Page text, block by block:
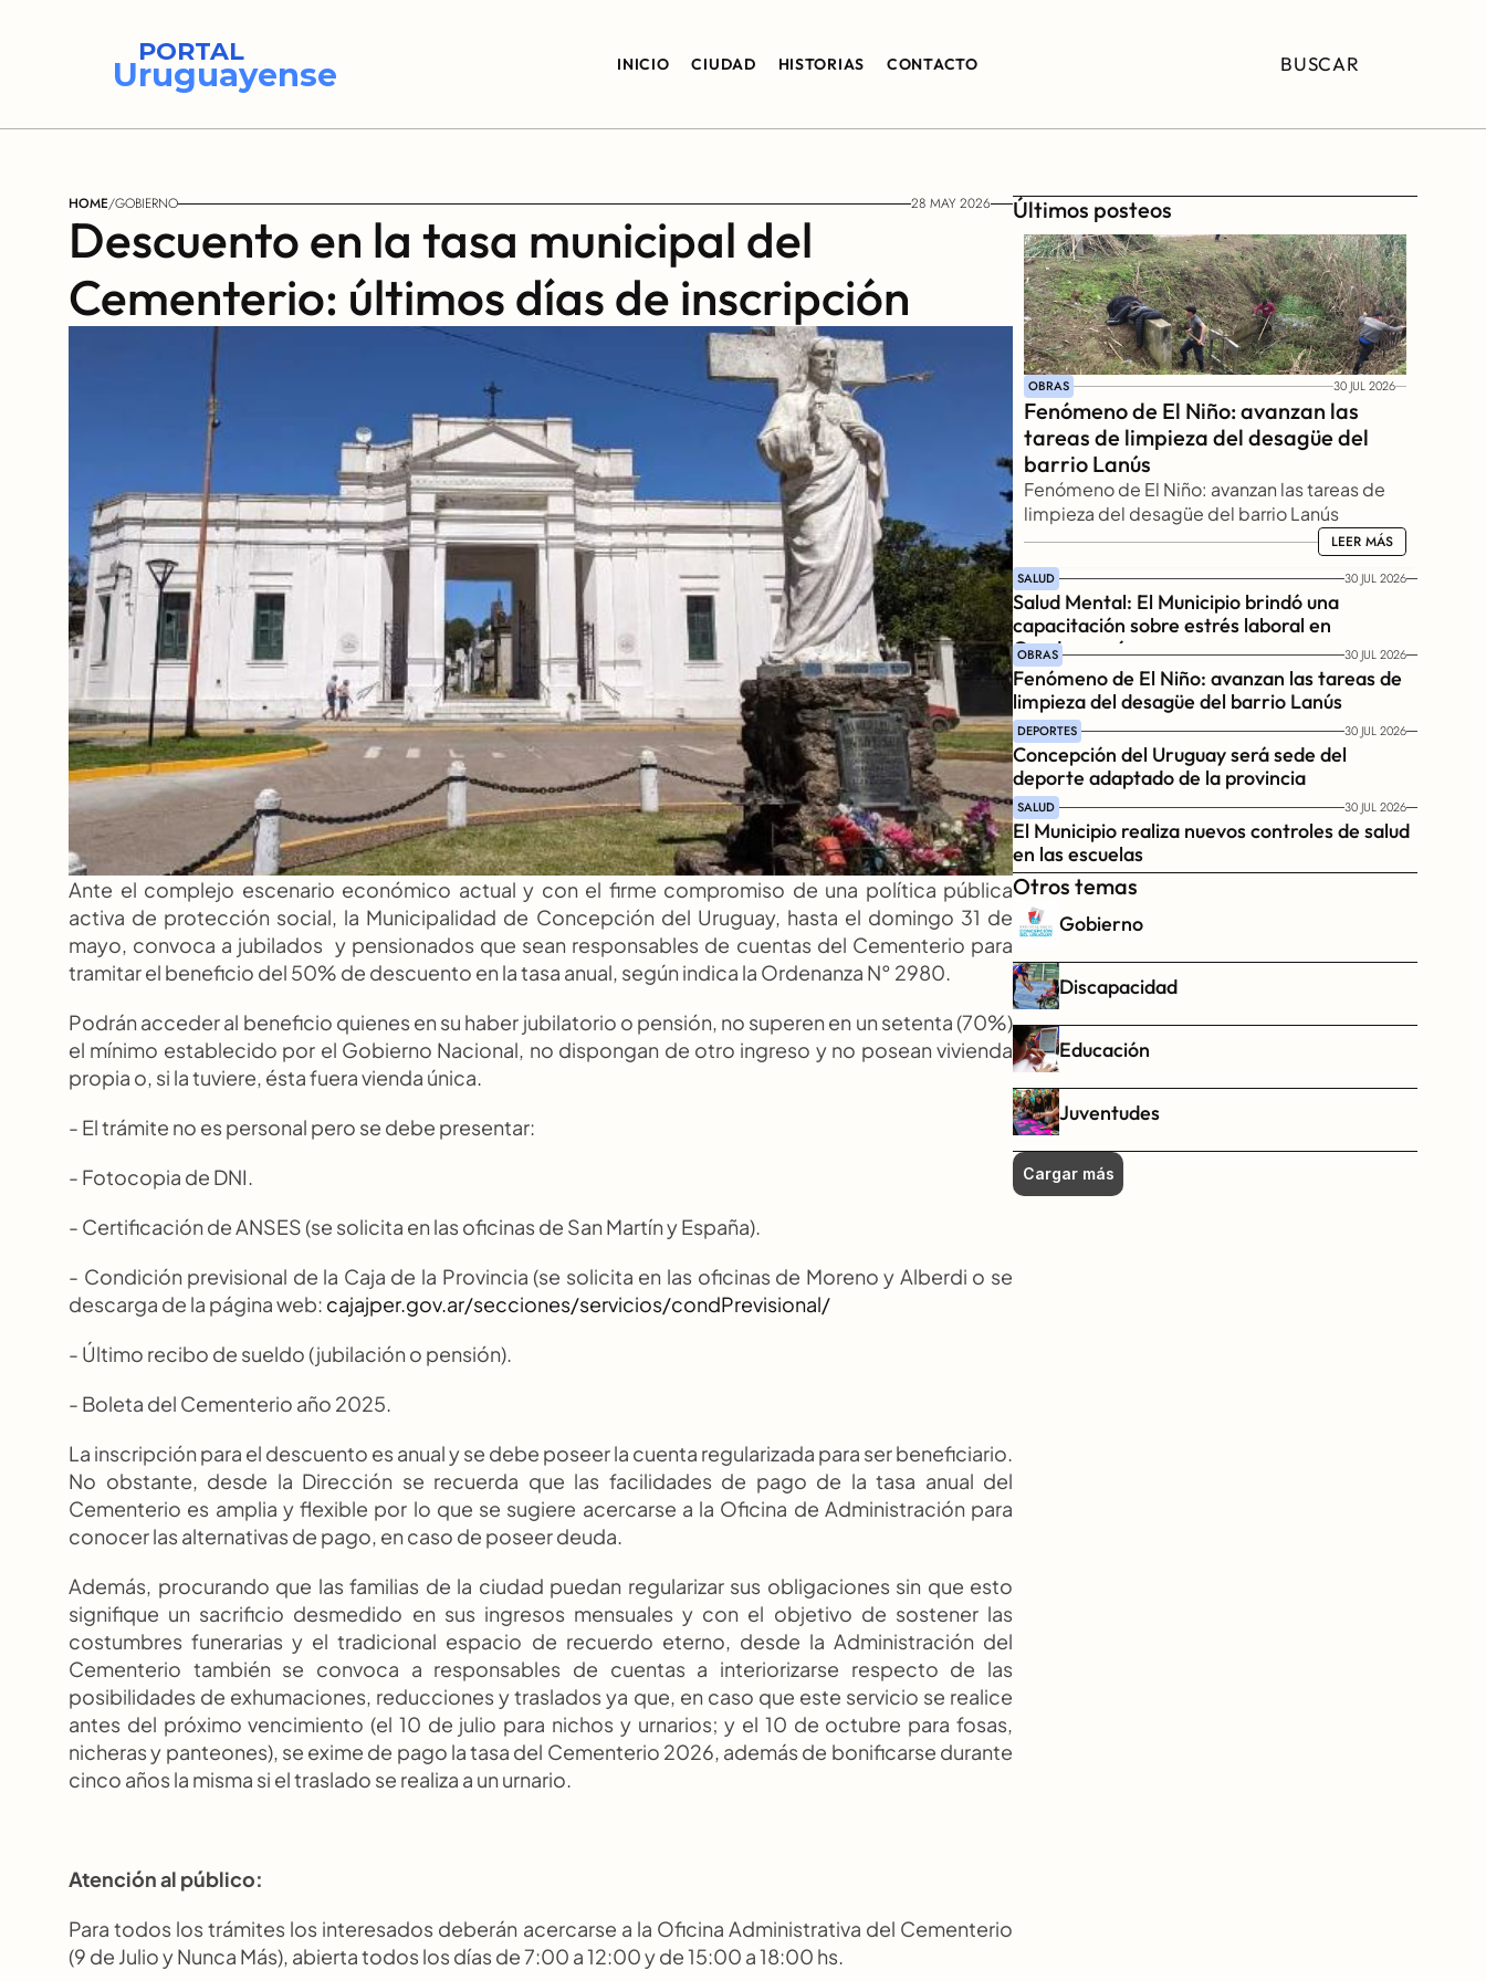
PORTAL
Uruguayense INICIO CIUDAD HISTORIAS CONTACTO BUSCAR
HOME/GOBIERNO 28 MAY 2026
Descuento en la tasa municipal del
Cementerio: últimos días de inscripción
Ante el complejo escenario económico actual y con el firme compromiso de una política pública
activa de protección social, la Municipalidad de Concepción del Uruguay, hasta el domingo 31 de
mayo, convoca a jubilados  y pensionados que sean responsables de cuentas del Cementerio para
tramitar el beneficio del 50% de descuento en la tasa anual, según indica la Ordenanza N° 2980.
Podrán acceder al beneficio quienes en su haber jubilatorio o pensión, no superen en un setenta (70%)
el mínimo establecido por el Gobierno Nacional, no dispongan de otro ingreso y no posean vivienda
propia o, si la tuviere, ésta fuera vienda única.
- El trámite no es personal pero se debe presentar:
- Fotocopia de DNI.
- Certificación de ANSES (se solicita en las oficinas de San Martín y España).
- Condición previsional de la Caja de la Provincia (se solicita en las oficinas de Moreno y Alberdi o se
descarga de la página web: cajajper.gov.ar/secciones/servicios/condPrevisional/
- Último recibo de sueldo (jubilación o pensión).
- Boleta del Cementerio año 2025.
La inscripción para el descuento es anual y se debe poseer la cuenta regularizada para ser beneficiario.
No obstante, desde la Dirección se recuerda que las facilidades de pago de la tasa anual del
Cementerio es amplia y flexible por lo que se sugiere acercarse a la Oficina de Administración para
conocer las alternativas de pago, en caso de poseer deuda.
Además, procurando que las familias de la ciudad puedan regularizar sus obligaciones sin que esto
signifique un sacrificio desmedido en sus ingresos mensuales y con el objetivo de sostener las
costumbres funerarias y el tradicional espacio de recuerdo eterno, desde la Administración del
Cementerio también se convoca a responsables de cuentas a interiorizarse respecto de las
posibilidades de exhumaciones, reducciones y traslados ya que, en caso que este servicio se realice
antes del próximo vencimiento (el 10 de julio para nichos y urnarios; y el 10 de octubre para fosas,
nicheras y panteones), se exime de pago la tasa del Cementerio 2026, además de bonificarse durante
cinco años la misma si el traslado se realiza a un urnario.
Atención al público:
Para todos los trámites los interesados deberán acercarse a la Oficina Administrativa del Cementerio
(9 de Julio y Nunca Más), abierta todos los días de 7:00 a 12:00 y de 15:00 a 18:00 hs.
Últimos posteos
OBRAS 30 JUL 2026
Fenómeno de El Niño: avanzan las
tareas de limpieza del desagüe del
barrio Lanús
Fenómeno de El Niño: avanzan las tareas de
limpieza del desagüe del barrio Lanús
LEER MÁS
LEER MÁS
SALUD 30 JUL 2026
Salud Mental: El Municipio brindó una
capacitación sobre estrés laboral en
Gendarmería
OBRAS 30 JUL 2026
Fenómeno de El Niño: avanzan las tareas de
limpieza del desagüe del barrio Lanús
DEPORTES 30 JUL 2026
Concepción del Uruguay será sede del
deporte adaptado de la provincia
SALUD 30 JUL 2026
El Municipio realiza nuevos controles de salud
en las escuelas
Otros temas
Gobierno
Discapacidad
Educación
Juventudes
Cargar más